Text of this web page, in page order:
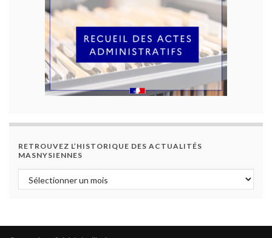
RETROUVEZ L’HISTORIQUE DES ACTUALITÉS
MASNYSIENNES
Retrouvez l’historique des actualités masnysiennes